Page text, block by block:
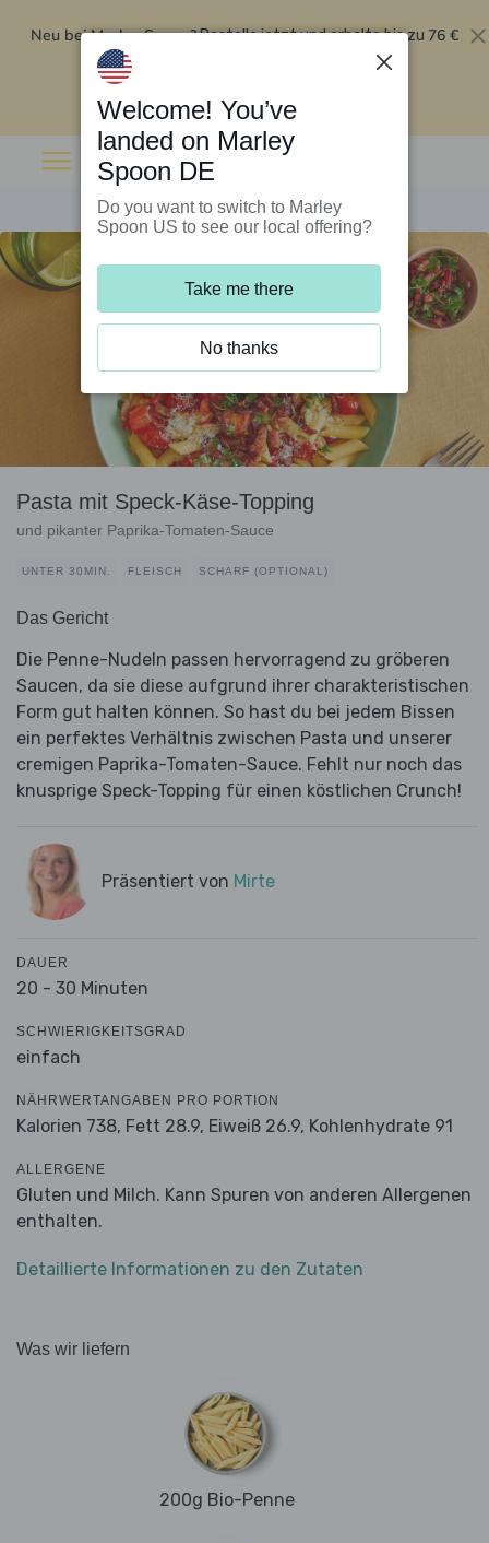
Neu bei Marley Spoon?Bestelle jetzt und erhalte bis zu 76 €
Rabatt auf deine ersten fünf Boxen
Pasta mit Speck-Käse-Topping
und pikanter Paprika-Tomaten-Sauce
UNTER 30MIN. FLEISCH SCHARF (OPTIONAL)
Das Gericht
Die Penne-Nudeln passen hervorragend zu gröberen
Saucen, da sie diese aufgrund ihrer charakteristischen
Form gut halten können. So hast du bei jedem Bissen
ein perfektes Verhältnis zwischen Pasta und unserer
cremigen Paprika-Tomaten-Sauce. Fehlt nur noch das
knusprige Speck-Topping für einen köstlichen Crunch!
Präsentiert von Mirte
DAUER
20 - 30 Minuten
SCHWIERIGKEITSGRAD
einfach
NÄHRWERTANGABEN PRO PORTION
Kalorien 738, Fett 28.9, Eiweiß 26.9, Kohlenhydrate 91
ALLERGENE
Gluten und Milch. Kann Spuren von anderen Allergenen
enthalten.
Detaillierte Informationen zu den Zutaten
Was wir liefern
200g Bio-Penne
Welcome! You’ve
landed on Marley
Spoon DE
Do you want to switch to Marley
Spoon US to see our local offering?
Take me there
No thanks